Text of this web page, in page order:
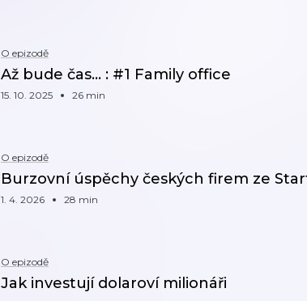
O epizodě
Až bude čas... : #1 Family office
15. 10. 2025 26 min
O epizodě
Burzovní úspěchy českých firem ze
1. 4. 2026 28 min
O epizodě
Jak investují dolaroví milionáři